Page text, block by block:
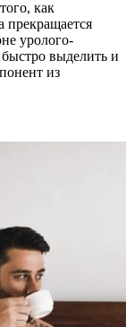
как
прекращается
уролого-
выделить и
из